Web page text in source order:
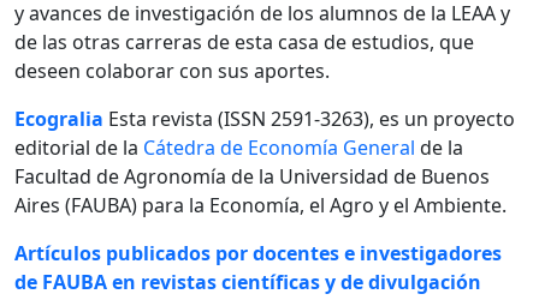
y avances de investigación de los alumnos de la LEAA y
de las otras carreras de esta casa de estudios, que
deseen colaborar con sus aportes.
Ecogralia Esta revista (ISSN 2591-3263), es un proyecto
editorial de la Cátedra de Economía General de la
Facultad de Agronomía de la Universidad de Buenos
Aires (FAUBA) para la Economía, el Agro y el Ambiente.
Artículos publicados por docentes e investigadores
de FAUBA en revistas científicas y de divulgación